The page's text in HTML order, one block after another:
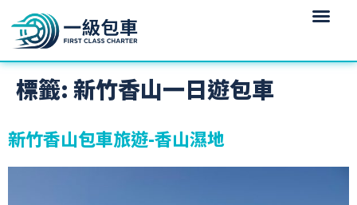
標籤: 新竹香山一日遊包車
新竹香山包車旅遊-香山濕地